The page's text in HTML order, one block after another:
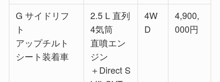
G サイドリフ
ト
アップチルト
シート装着車
2.5 L 直列
4気筒
直噴エン
ジン
＋Direct S
4W
D
4,900,
000円